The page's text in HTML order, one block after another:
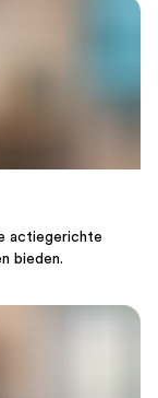
actiegerichte
bieden.